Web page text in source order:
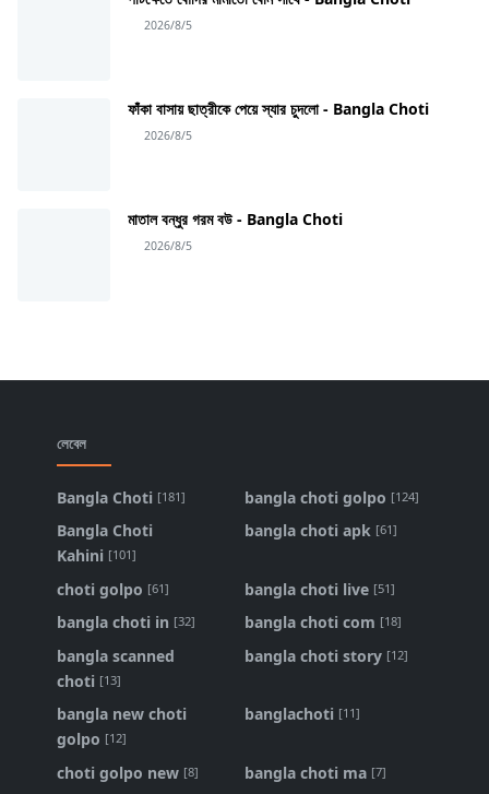
2026/8/5
ফাঁকা বাসায় ছাত্রীকে পেয়ে স্যার চুদলো - Bangla Choti
2026/8/5
মাতাল বন্ধুর গরম বউ - Bangla Choti
2026/8/5
লেবেল
Bangla Choti [181] bangla choti golpo [124]
Bangla Choti
Kahini [101]
bangla choti apk [61]
choti golpo [61] bangla choti live [51]
bangla choti in [32] bangla choti com [18]
bangla scanned
choti [13]
bangla choti story [12]
bangla new choti
golpo [12]
banglachoti [11]
choti golpo new [8] bangla choti ma [7]